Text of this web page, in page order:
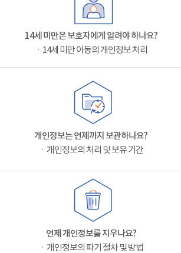
14세 미만은 보호자에게 알려야 하나요?
ㆍ14세 미만 아동의 개인정보 처리
개인정보는 언제까지 보관하나요?
ㆍ개인정보의 처리 및 보유 기간
언제 개인정보를 지우나요?
ㆍ개인정보의 파기 절차 및 방법